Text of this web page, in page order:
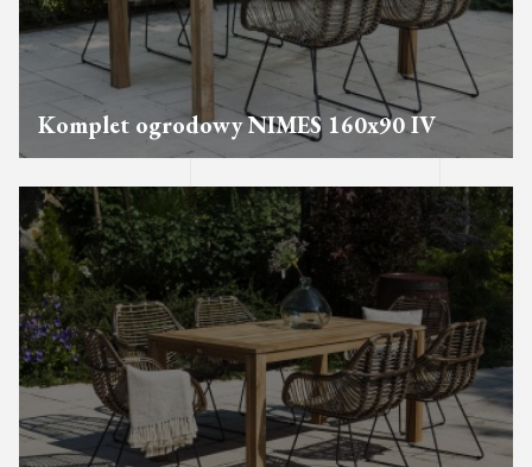
Komplet ogrodowy NIMES 160x90 IV